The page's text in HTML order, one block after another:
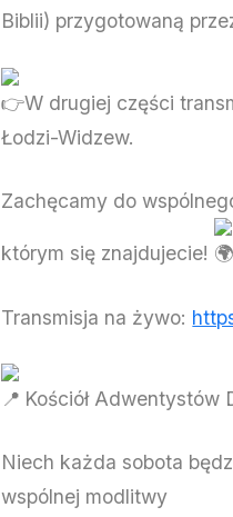
Biblii) przygotowaną
W drugiej części
Łodzi-Widzew.
Zachęcamy do
którym się znajdujecie!
Transmisja na żywo:
Kościół Adwentystów
Niech każda sobota
wspólnej modlitwy